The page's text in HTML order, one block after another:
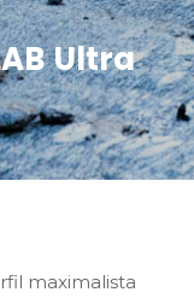
Ultra
maximalista